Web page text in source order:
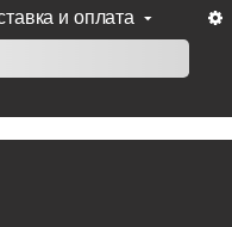
и оплата